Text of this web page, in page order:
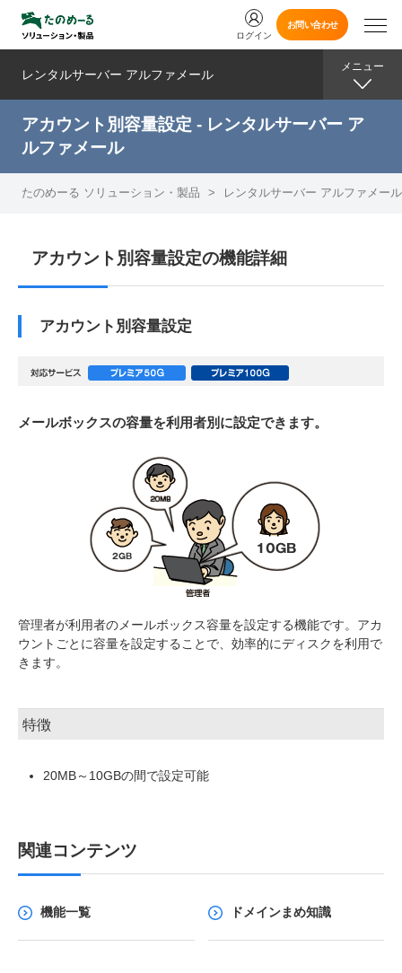
ログイン
お問い合わせ
レンタルサーバー アルファメール
メニュー
アカウント別容量設定 - レンタルサーバー ア
ルファメール
たのめーる ソリューション・製品 > レンタルサーバー アルファメール
アカウント別容量設定の機能詳細
アカウント別容量設定
メールボックスの容量を利用者別に設定できます。
管理者が利用者のメールボックス容量を設定する機能です。アカ
ウントごとに容量を設定することで、効率的にディスクを利用で
きます。
特徴
20MB～10GBの間で設定可能
関連コンテンツ
機能一覧 ドメインまめ知識